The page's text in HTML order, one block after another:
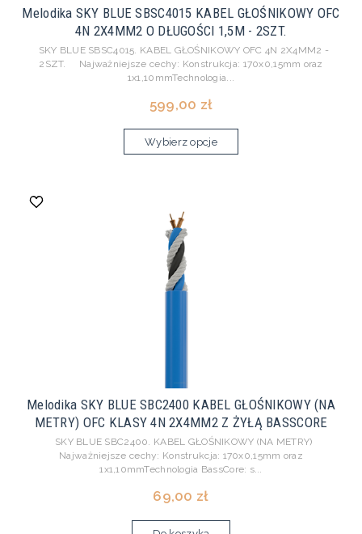
Melodika SKY BLUE SBSC4015 KABEL GŁOŚNIKOWY OFC
4N 2X4MM2 O DŁUGOŚCI 1,5M - 2SZT.
SKY BLUE SBSC4015. KABEL GŁOŚNIKOWY OFC 4N 2X4MM2 -
2SZT. Najważniejsze cechy: Konstrukcja: 170x0,15mm oraz
1x1,10mmTechnologia...
599,00 zł
Wybierz opcje
Melodika SKY BLUE SBC2400 KABEL GŁOŚNIKOWY (NA
METRY) OFC KLASY 4N 2X4MM2 Z ŻYŁĄ BASSCORE
SKY BLUE SBC2400. KABEL GŁOŚNIKOWY (NA METRY)
Najważniejsze cechy: Konstrukcja: 170x0,15mm oraz
1x1,10mmTechnologia BassCore: s...
69,00 zł